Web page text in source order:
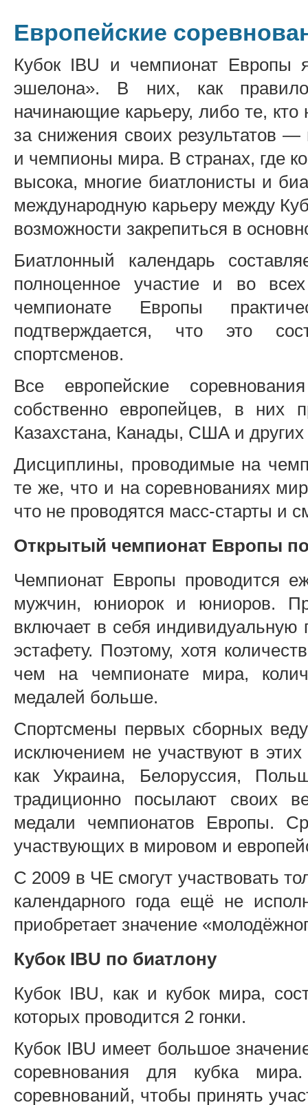
Европейские
Кубок IBU и чемпионат Европы
эшелона». В них, как
начинающие карьеру, либо те,
за снижения своих результатов
и чемпионы мира. В странах, где
высока, многие биатлонисты и
международную карьеру между
возможности закрепиться в
Биатлонный календарь
полноценное участие и во
чемпионате Европы
подтверждается, что это
спортсменов.
Все европейские
собственно европейцев, в них
Казахстана, Канады, США и других
Дисциплины, проводимые на
те же, что и на соревнованиях
что не проводятся масс-старты и
Открытый чемпионат Европы
Чемпионат Европы проводится
мужчин, юниорок и юниоров.
включает в себя индивидуальную
эстафету. Поэтому, хотя
чем на чемпионате мира,
медалей больше.
Спортсмены первых сборных
исключением не участвуют в
как Украина, Белоруссия,
традиционно посылают своих
медали чемпионатов Европы.
участвующих в мировом и
С 2009 в ЧЕ смогут участвовать
календарного года ещё не
приобретает значение
Кубок IBU по биатлону
Кубок IBU, как и кубок мира,
которых проводится 2 гонки.
Кубок IBU имеет большое
соревнования для кубка
соревнований, чтобы принять